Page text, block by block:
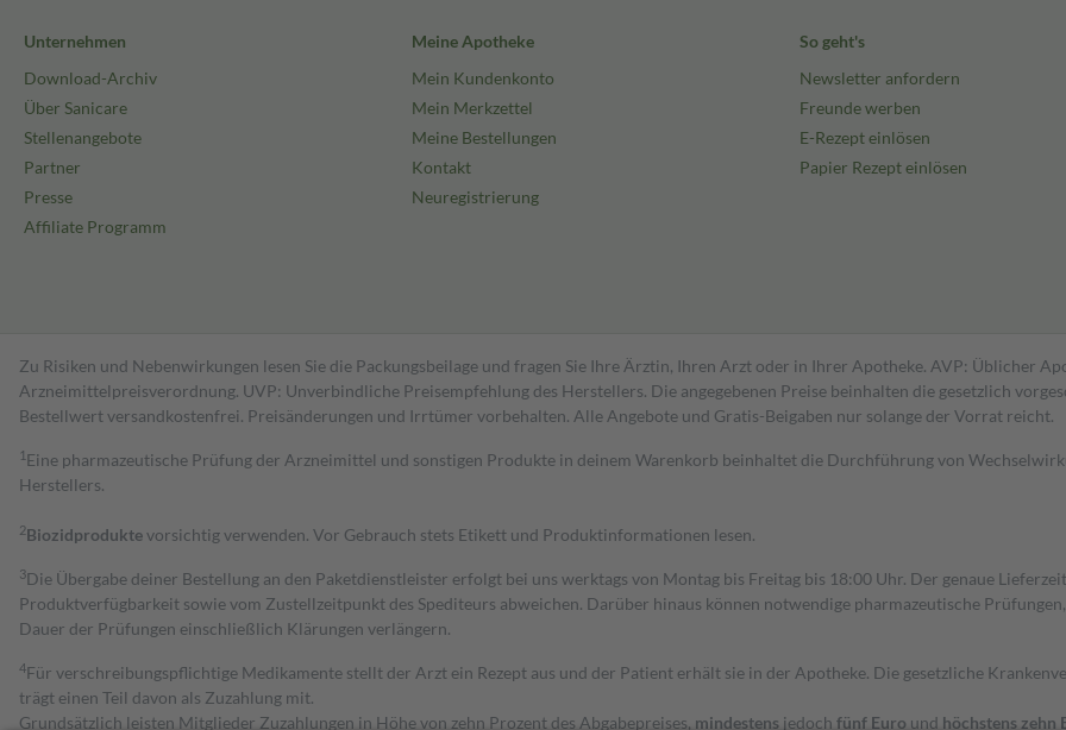
Unternehmen
Download-Archiv
Über Sanicare
Stellenangebote
Partner
Presse
Affiliate Programm
Meine Apotheke
Mein Kundenkonto
Mein Merkzettel
Meine Bestellungen
Kontakt
Neuregistrierung
So geht's
Newsletter anfordern
Freunde werben
E-Rezept einlösen
Papier Rezept einlösen
Zu Risiken und Nebenwirkungen lesen Sie die Packungsbeilage und fragen Sie Ihre Ärztin, Ihren Arzt oder in Ihrer Apotheke. AVP: Üblicher
Arzneimittelpreisverordnung. UVP: Unverbindliche Preisempfehlung des Herstellers. Die angegebenen Preise beinhalten die gesetzlich
Bestell­wert versand­kosten­frei. Preisänderungen und Irrtümer vorbehalten. Alle Angebote und Gratis-Beigaben nur solange der Vorrat reicht.
1 Eine pharmazeutische Prüfung der Arzneimittel und sonstigen Produkte in deinem Warenkorb beinhaltet die Durchführung von
Herstellers.
2Biozidproduktevorsichtig verwenden. Vor Gebrauch stets Etikett und Produktinformationen lesen.
3Die Übergabe deiner Bestellung an den Paketdienstleister erfolgt bei uns werktags von Montag bis Freitag bis 18:00 Uhr. Der genaue
Produktverfügbarkeit sowie vom Zustellzeitpunkt des Spediteurs abweichen. Darüber hinaus können notwendige pharmazeutische
Dauer der Prüfungen einschließlich Klärungen verlängern.
4Für verschreibungspflichtige Medikamente stellt der Arzt ein Rezept aus und der Patient erhält sie in der Apotheke. Die gesetzliche
trägt einen Teil davon als Zuzahlung mit.
Grundsätzlich leisten Mitglieder Zuzahlungen in Höhe von zehn Prozent des Abgabepreises, mindestens jedoch fünf Euro und höchstens zehn